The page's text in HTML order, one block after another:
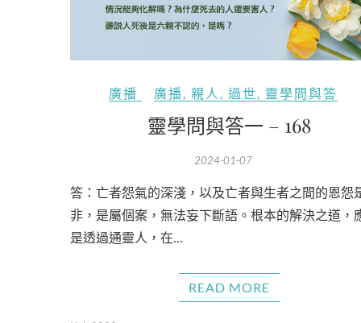
廣播 廣播, 親人 , 過世, 靈學問與答
靈學問與答一 – 168
2024-01-07
答：亡者怨氣的深淺，以及亡者與生者之間的恩怨
非，是屬個案，無法妄下斷語。根本的解決之道，
是透過通靈人，在…
READ MORE